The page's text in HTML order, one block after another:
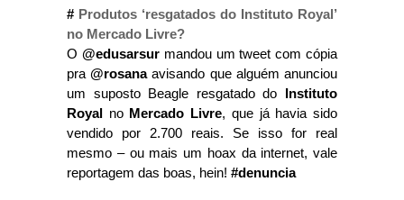
# Produtos ‘resgatados do Instituto Royal’
no Mercado Livre?
O @edusarsurmandou um tweet com cópia
pra@rosanaavisando que alguém anunciou
um suposto Beagle resgatado do Instituto
Royal no Mercado Livre, que já havia sido
vendido por 2.700 reais. Se isso for real
mesmo – ou mais um hoax da internet, vale
reportagem das boas, hein! #denuncia